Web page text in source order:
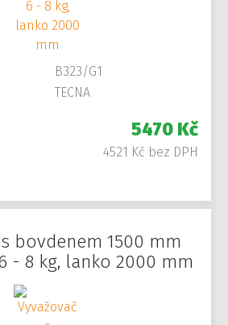
B323/G1
TECNA
5470 Kč
4521 Kč bez DPH
bovdenem 1500 mm
6 - 8 kg, lanko 2000 mm